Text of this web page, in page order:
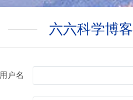
六六科学博客
用户名